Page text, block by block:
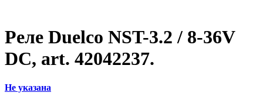
Реле Duelco NST-3.2 / 8-36V
DC, art. 42042237.
Не указана